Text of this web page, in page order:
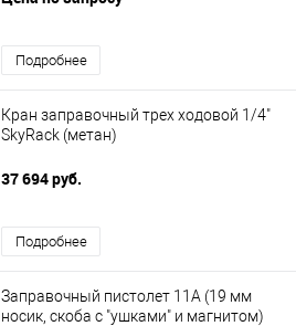
Подробнее
Кран заправочный трех ходовой 1/4"
SkyRack (метан)
37 694 руб.
Подробнее
Заправочный пистолет 11А (19 мм
носик, скоба с "ушками" и магнитом)